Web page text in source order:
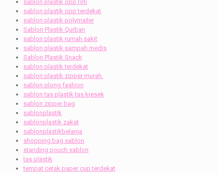
sablon plastik opp roti
sablon plastik opp terdekat
sablon plastik polymailer
Sablon Plastik Qurban
sablon plastik rumah sakit
sablon plastik sampah medis
Sablon Plastik Snack
sablon plastik terdekat
sablon plastik zipper murah.
sablon plong fashion
sablon tas plastik tas kresek
sablon zipper bag
sablonplastik
sablonplastik zakat
sablonplastikbelanja
shopping bag sablon
standing pouch sablon
tas plastik
tempat cetak paper cup terdekat